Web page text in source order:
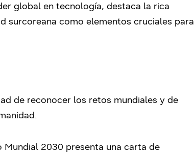
global en tecnología, destaca la rica
surcoreana como elementos cruciales para
de reconocer los retos mundiales y de
Mundial 2030 presenta una carta de